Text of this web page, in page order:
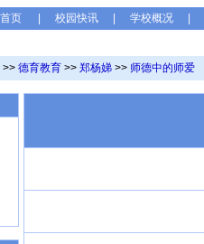
首页 校园快讯 学校概况
>> 德育教育 >> 郑杨娣 >> 师德中的师爱